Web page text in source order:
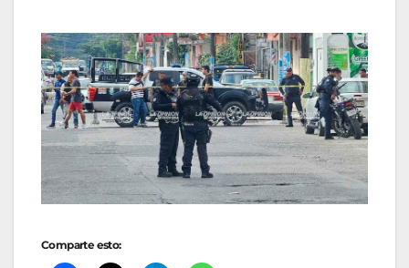
Comparte esto: